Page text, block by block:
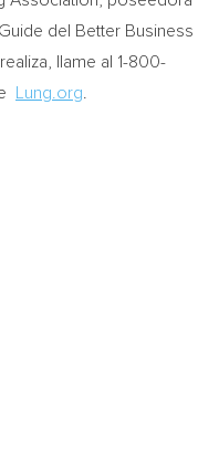
del Better Business
llame al 1-800-
Lung.org